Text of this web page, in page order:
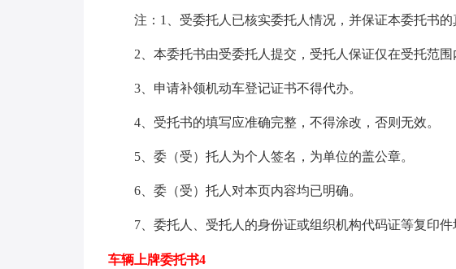
注：1、受委托人已核实委托人情况，并保证本委托书的
2、本委托书由受委托人提交，受托人保证仅在受托范围
3、申请补领机动车登记证书不得代办。
4、受托书的填写应准确完整，不得涂改，否则无效。
5、委（受）托人为个人签名，为单位的盖公章。
6、委（受）托人对本页内容均已明确。
7、委托人、受托人的身份证或组织机构代码证等复印件
车辆上牌委托书4